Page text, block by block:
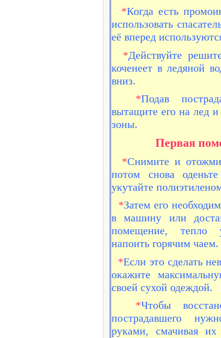
*Когда есть
использовать
её вперед
*Действуйте
коченеет в ледяной
вниз.
*Подав
вытащите его на лед
зоны.
Первая
*Снимите и
потом снова
укутайте
*Затем его
в машину или
помещение, тепло
напоить горячим чаем.
*Если это сделать
окажите
своей сухой одеждой.
*Чтобы
пострадавшего
руками, смачивая